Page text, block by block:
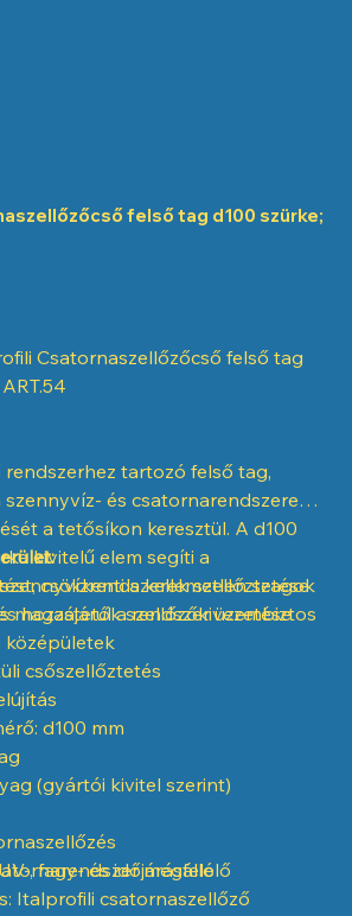
felső tag d100 szürke;
Csatornaszellőzőcső felső tag
tartozó felső tag,
és csatornarendszerek
a tetősíkon keresztül. A d100
kivitelű elem segíti a
csökkenti a kellemetlen szagok
hozzájárul a rendszer üzembiztos
szellőztetése
magastetők szellőzőkivezetése
középületek
csőszellőztetés
d100 mm
(gyártói kivitel szerint)
, fagy- és időjárásálló
Italprofili csatornaszellőző
megfelelő